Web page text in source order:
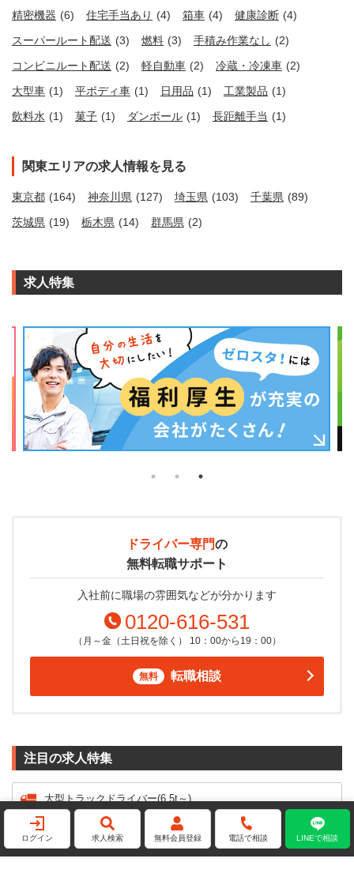
精密機器 (6) 住宅手当あり (4) 箱車 (4) 健康診断 (4)
スーパールート配送 (3) 燃料 (3) 手積み作業なし (2)
コンビニルート配送 (2) 軽自動車 (2) 冷蔵・冷凍車 (2)
大型車 (1) 平ボディ車 (1) 日用品 (1) 工業製品 (1)
飲料水 (1) 菓子 (1) ダンボール (1) 長距離手当 (1)
関東エリアの求人情報を見る
東京都 (164) 神奈川県 (127) 埼玉県 (103) 千葉県 (89)
茨城県 (19) 栃木県 (14) 群馬県 (2)
お気に入りに追加 応募する
求人特集
ドライバー専門の
無料転職サポート
入社前に職場の雰囲気などが分かります
0120-616-531
（月～金（土日祝を除く） 10：00から19：00）
無料 転職相談
注目の求人特集
大型トラックドライバー(6.5t～)
タクシードライバー
ログイン 求人検索 無料会員登録 電話で相談 LINEで相談